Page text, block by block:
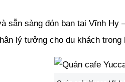
sẵn sàng đón bạn tại Vĩnh
lý tưởng cho du khách